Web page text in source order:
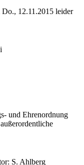
12.11.2015 leider
und Ehrenordnung
S. Ahlberg